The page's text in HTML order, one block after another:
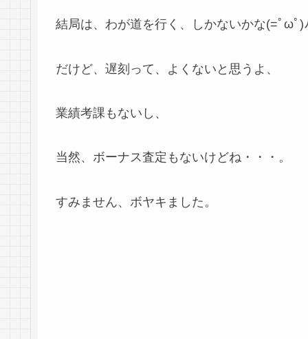
結局は、わが道を行く、しかないかな(=ﾟωﾟ)
だけど、遅刻って、よくないと思うよ、
業績考課もないし、
当然、ボーナス査定もないけどね・・・。
すみません、ボヤキました。